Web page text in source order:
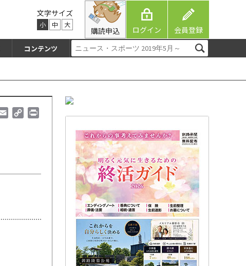
文字サイズ
小 中 大
購読申込 ログイン 会員登録
コンテンツ